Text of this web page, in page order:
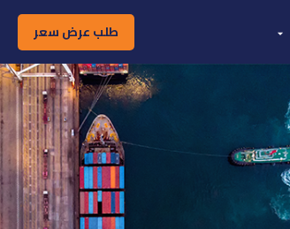
طلب عرض سعر